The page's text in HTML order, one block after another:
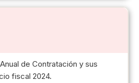
de Contratación y sus
fiscal 2024.